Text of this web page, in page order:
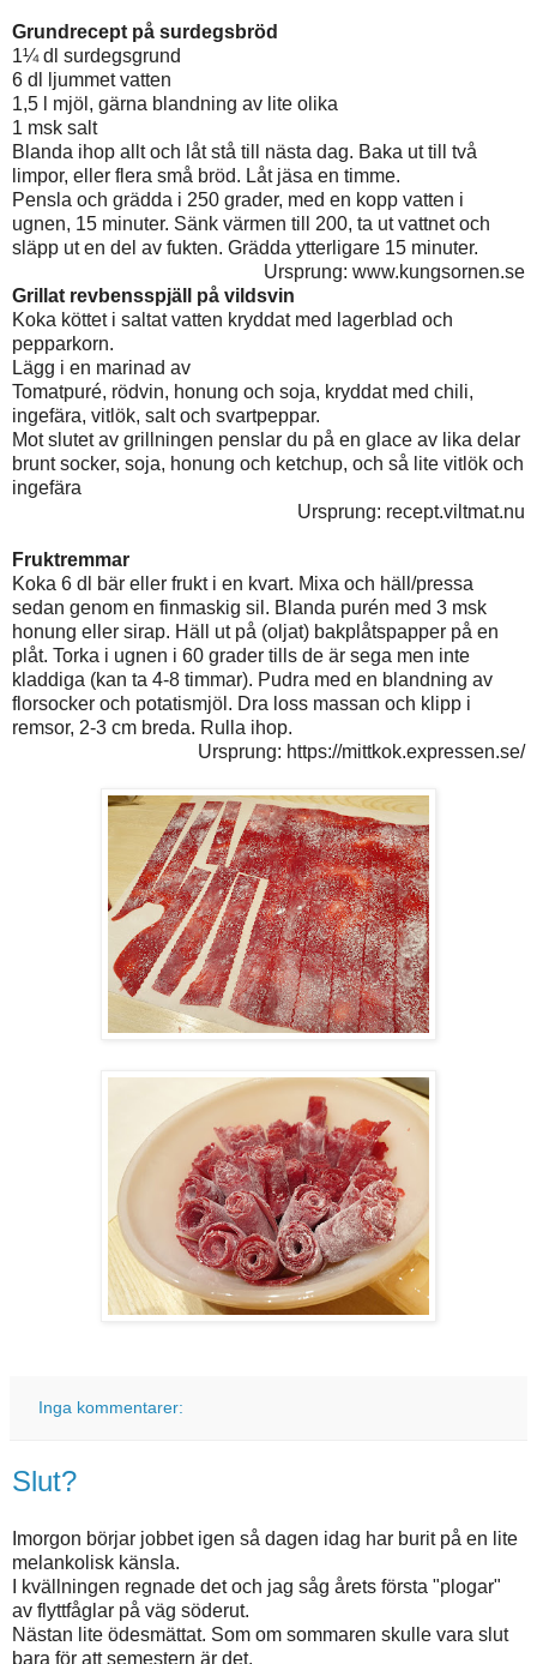
Grundrecept på surdegsbröd
1¼ dl surdegsgrund
6 dl ljummet vatten
1,5 l mjöl, gärna blandning av lite olika
1 msk salt
Blanda ihop allt och låt stå till nästa dag. Baka ut till två
limpor, eller flera små bröd. Låt jäsa en timme.
Pensla och grädda i 250 grader, med en kopp vatten i
ugnen, 15 minuter. Sänk värmen till 200, ta ut vattnet och
släpp ut en del av fukten. Grädda ytterligare 15 minuter.
Ursprung: www.kungsornen.se
Grillat revbensspjäll på vildsvin
Koka köttet i saltat vatten kryddat med lagerblad och
pepparkorn.
Lägg i en marinad av
Tomatpuré, rödvin, honung och soja, kryddat med chili,
ingefära, vitlök, salt och svartpeppar.
Mot slutet av grillningen penslar du på en glace av lika delar
brunt socker, soja, honung och ketchup, och så lite vitlök och
ingefära
Ursprung: recept.viltmat.nu
Fruktremmar
Koka 6 dl bär eller frukt i en kvart. Mixa och häll/pressa
sedan genom en finmaskig sil. Blanda purén med 3 msk
honung eller sirap. Häll ut på (oljat) bakplåtspapper på en
plåt. Torka i ugnen i 60 grader tills de är sega men inte
kladdiga (kan ta 4-8 timmar). Pudra med en blandning av
florsocker och potatismjöl. Dra loss massan och klipp i
remsor, 2-3 cm breda. Rulla ihop.
Ursprung: https://mittkok.expressen.se/
Inga kommentarer:
Slut?
Imorgon börjar jobbet igen så dagen idag har burit på en lite
melankolisk känsla.
I kvällningen regnade det och jag såg årets första "plogar"
av flyttfåglar på väg söderut.
Nästan lite ödesmättat. Som om sommaren skulle vara slut
bara för att semestern är det.